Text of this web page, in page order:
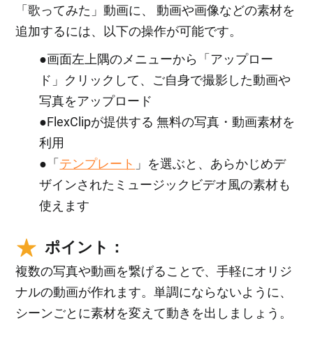
「歌ってみた」動画に、 動画や画像などの素材を
追加するには、以下の操作が可能です。
●画面左上隅のメニューから「アップロー
ド」クリックして、ご自身で撮影した動画や
写真をアップロード
●FlexClipが提供する 無料の写真・動画素材を
利用
●「 テンプレート 」を選ぶと、あらかじめデ
ザインされたミュージックビデオ風の素材も
使えます
ポイント：
複数の写真や動画を繋げることで、手軽にオリジ
ナルの動画が作れます。単調にならないように、
シーンごとに素材を変えて動きを出しましょう。